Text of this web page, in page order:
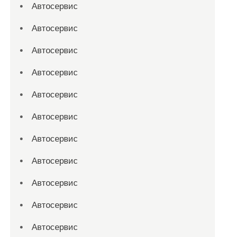
Автосервис
Автосервис
Автосервис
Автосервис
Автосервис
Автосервис
Автосервис
Автосервис
Автосервис
Автосервис
Автосервис